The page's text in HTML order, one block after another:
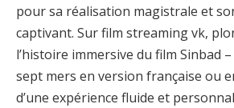
pour sa réalisation magistrale et
captivant. Sur film streaming vk,
l’histoire immersive du film Sinbad
sept mers en version française ou
d’une expérience fluide et